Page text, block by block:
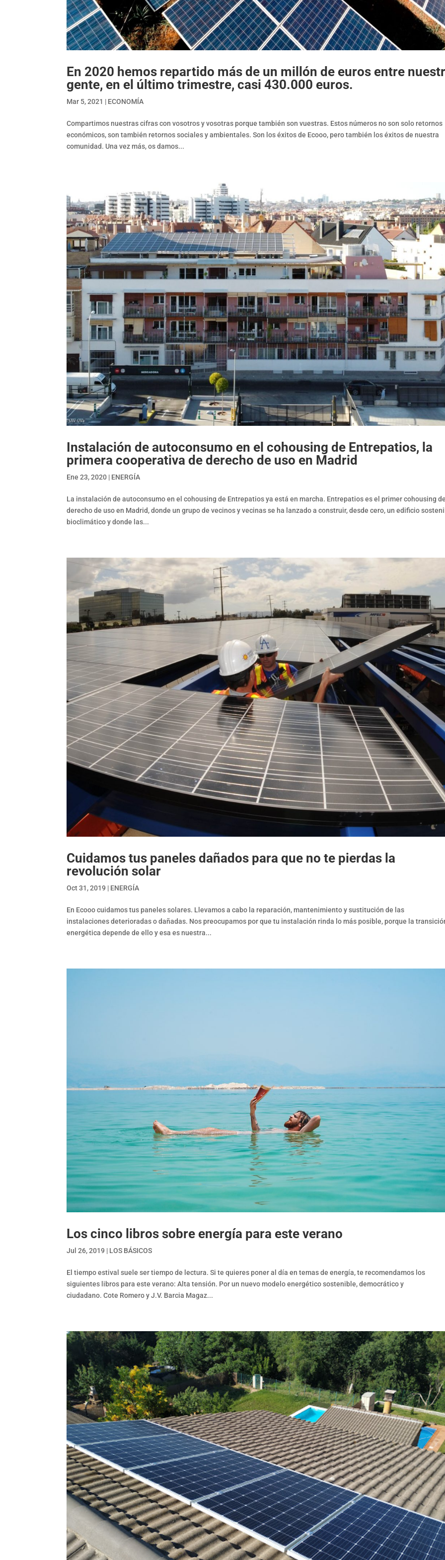
En 2020 hemos repartido más de un millón de euros entre
gente, en el último trimestre, casi 430.000 euros.
Mar 5, 2021 | ECONOMÍA
Compartimos nuestras cifras con vosotros y vosotras porque también son vuestras. Estos números no son solo retornos
económicos, son también retornos sociales y ambientales. Son los éxitos de Ecooo, pero también los éxitos de nuestra
comunidad. Una vez más, os damos...
Instalación de autoconsumo en el cohousing de Entrepatios, la
primera cooperativa de derecho de uso en Madrid
Ene 23, 2020 | ENERGÍA
La instalación de autoconsumo en el cohousing de Entrepatios ya está en marcha. Entrepatios es el primer cohousing
derecho de uso en Madrid, donde un grupo de vecinos y vecinas se ha lanzado a construir, desde cero, un edificio
bioclimático y donde las...
Cuidamos tus paneles dañados para que no te pierdas la
revolución solar
Oct 31, 2019 | ENERGÍA
En Ecooo cuidamos tus paneles solares. Llevamos a cabo la reparación, mantenimiento y sustitución de las
instalaciones deterioradas o dañadas. Nos preocupamos por que tu instalación rinda lo más posible, porque la
energética depende de ello y esa es nuestra...
Los cinco libros sobre energía para este verano
Jul 26, 2019 | LOS BÁSICOS
El tiempo estival suele ser tiempo de lectura. Si te quieres poner al día en temas de energía, te recomendamos los
siguientes libros para este verano: Alta tensión. Por un nuevo modelo energético sostenible, democrático y
ciudadano. Cote Romero y J.V. Barcia Magaz...